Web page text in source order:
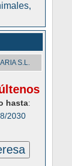
S.L.
hasta:
2030